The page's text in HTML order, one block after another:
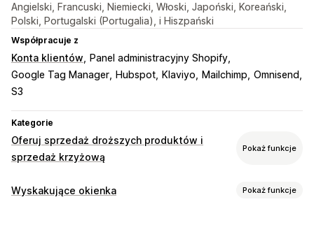
Angielski, Francuski, Niemiecki, Włoski, Japoński, Koreański,
Polski, Portugalski (Portugalia), i Hiszpański
Współpracuje z
Konta klientów
Panel administracyjny Shopify
Google Tag Manager
Hubspot Klaviyo Mailchimp Omnisend
S3
Kategorie
Oferuj sprzedaż droższych produktów i
sprzedaż krzyżową
Pokaż funkcje
Dostosowanie
Wyskakujące okienka Pokaż funkcje